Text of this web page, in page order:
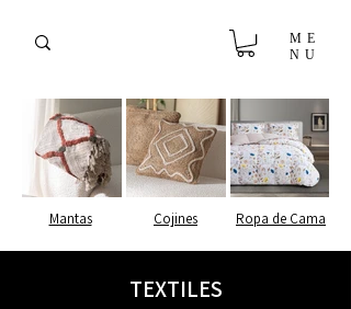
ME
NU
Mantas Cojines Ropa de Cama
TEXTILES